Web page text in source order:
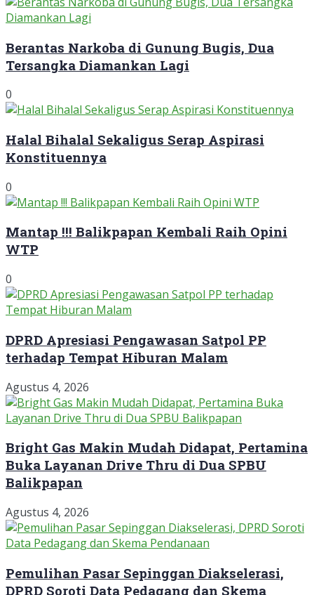
Berantas Narkoba di Gunung Bugis, Dua
Tersangka Diamankan Lagi
0
Halal Bihalal Sekaligus Serap Aspirasi
Konstituennya
0
Mantap !!! Balikpapan Kembali Raih Opini
WTP
0
DPRD Apresiasi Pengawasan Satpol PP
terhadap Tempat Hiburan Malam
Agustus 4, 2026
Bright Gas Makin Mudah Didapat, Pertamina
Buka Layanan Drive Thru di Dua SPBU
Balikpapan
Agustus 4, 2026
Pemulihan Pasar Sepinggan Diakselerasi,
DPRD Soroti Data Pedagang dan Skema